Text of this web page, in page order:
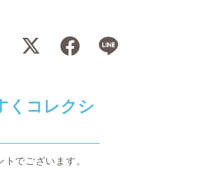
くコレクシ
でございます。